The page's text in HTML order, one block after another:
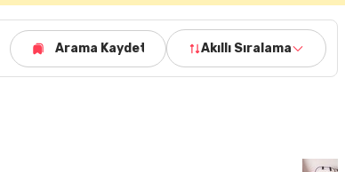
Arama Kaydet Akıllı Sıralama